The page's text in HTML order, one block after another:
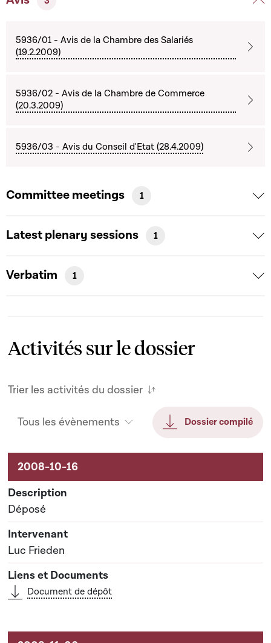
5936/01 - Avis de la Chambre des Salariés
(19.2.2009)
5936/02 - Avis de la Chambre de Commerce
(20.3.2009)
5936/03 - Avis du Conseil d'Etat (28.4.2009)
Committee meetings 1
Latest plenary sessions 1
Verbatim 1
Activités sur le dossier
Trier les activités du dossier
Tous les évènements Dossier compilé
Activités sur le dossier
Déposé
Luc Frieden
Document de dépôt